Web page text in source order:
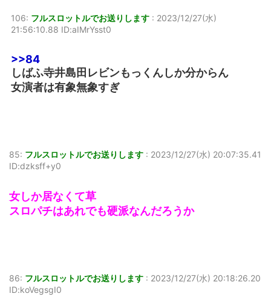
106: フルスロットルでお送りします : 2023/12/27(水)
21:56:10.88 ID:aIMrYsst0
>>84
しばふ寺井島田レビンもっくんしか分からん
女演者は有象無象すぎ
85: フルスロットルでお送りします : 2023/12/27(水) 20:07:35.41
ID:dzksff+y0
女しか居なくて草
スロパチはあれでも硬派なんだろうか
86: フルスロットルでお送りします : 2023/12/27(水) 20:18:26.20
ID:koVegsgI0